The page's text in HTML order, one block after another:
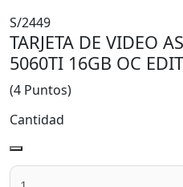
S/2449
TARJETA DE VIDEO
5060TI 16GB OC
(4 Puntos)
Cantidad